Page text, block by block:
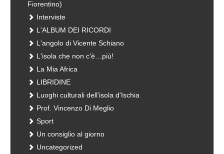
Fiorentino)
Interviste
L'ALBUM DEI RICORDI
L'angolo di Vicente Schiano
L'isola che non c'è…più!
La Mia Africa
LIBRIDINE
Luoghi culturali dell'isola d'Ischia
Prof. Vincenzo Di Meglio
Sport
Un consiglio al giorno
Uncategorized